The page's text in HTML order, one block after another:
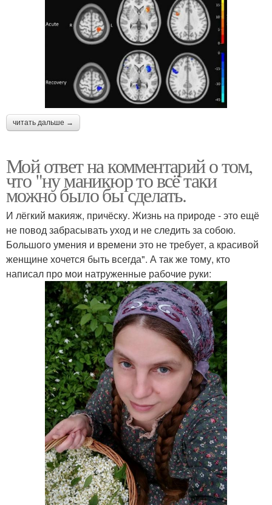
читать дальше →
Мой ответ на комментарий о том,
что "ну маникюр то всё таки
можно было бы сделать.
И лёгкий макияж, причёску. Жизнь на природе - это ещё
не повод забрасывать уход и не следить за собою.
Большого умения и времени это не требует, а красивой
женщине хочется быть всегда". А так же тому, кто
написал про мои натруженные рабочие руки: